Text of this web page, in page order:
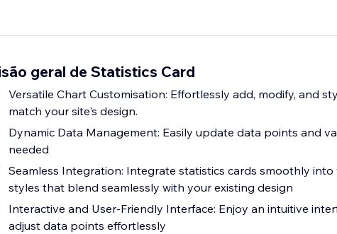
geral de Statistics Card
Versatile Chart Customisation: Effortlessly add, modify, and
match your site's design.
Dynamic Data Management: Easily update data points and
needed
Seamless Integration: Integrate statistics cards smoothly
styles that blend seamlessly with your existing design
Interactive and User-Friendly Interface: Enjoy an intuitive
adjust data points effortlessly